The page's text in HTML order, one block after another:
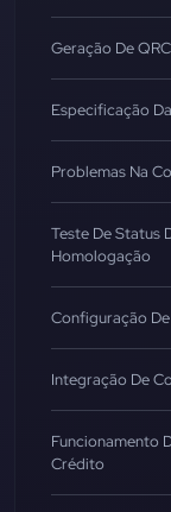
Geração De
Especificação
Problemas Na
Teste De Status
Homologação
Configuração
Integração De
Funcionamento
Crédito